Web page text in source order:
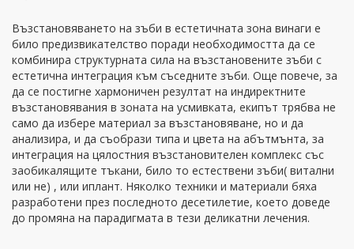
Възстановяването на зъби в естетичната зона винаги е
било предизвикателство поради необходимостта да се
комбинира структурната сила на възстановените зъби с
естетична интеграция към съседните зъби. Още повече, за
да се постигне хармоничен резултат на индиректните
възстановявания в зоната на усмивката, екипът трябва не
само да избере материал за възстановяване, но и да
анализира, и да съобрази типа и цвета на абътмънта, за
интеграция на цялостния възстановителен комплекс със
заобикалящите тъкани, било то естествени зъби( витални
или не) , или иплант. Няколко техники и материали бяха
разработени през последното десетилетие, което доведе
до промяна на парадигмата в тези деликатни лечения.